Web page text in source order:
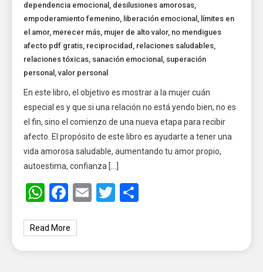
dependencia emocional , desilusiones amorosas,
empoderamiento femenino, liberación emocional , límites en
el amor, merecer más, mujer de alto valor, no mendigues
afecto pdf gratis, reciprocidad , relaciones saludables,
relaciones tóxicas, sanación emocional , superación
personal ,valor personal
En este libro, el objetivo es mostrar a la mujer cuán
especial es y que si una relación no está yendo bien, no es
el fin, sino el comienzo de una nueva etapa para recibir
afecto. El propósito de este libro es ayudarte a tener una
vida amorosa saludable, aumentando tu amor propio,
autoestima, confianza […]
WhatsApp
Facebook
EmailTwitter
Read More